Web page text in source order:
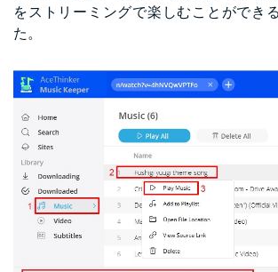
をストリーミングで楽しむことができ
た。